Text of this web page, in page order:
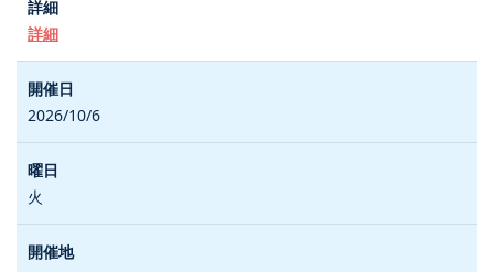
詳細
2026/10/6
火